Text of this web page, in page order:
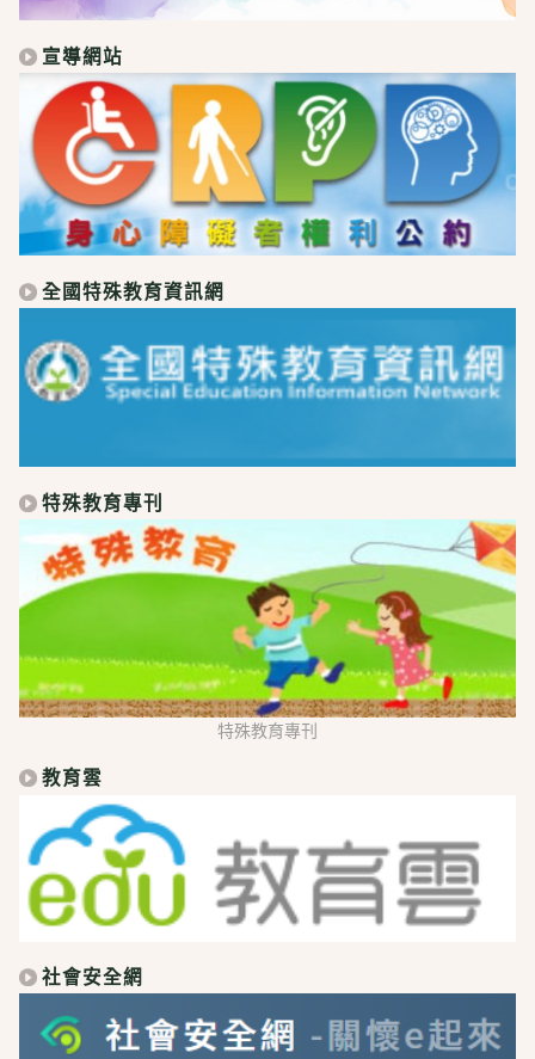
宣導網站
全國特殊教育資訊網
特殊教育專刊
特殊教育專刊
教育雲
社會安全網